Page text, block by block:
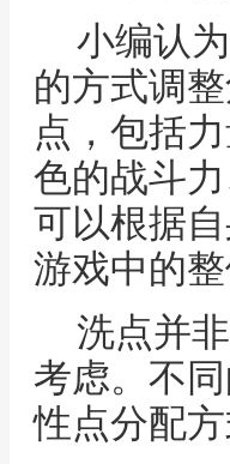
小编认
的方式调
点，包括
色的战斗
可以根据
游戏中的整
洗点并
考虑。不
性点分配方